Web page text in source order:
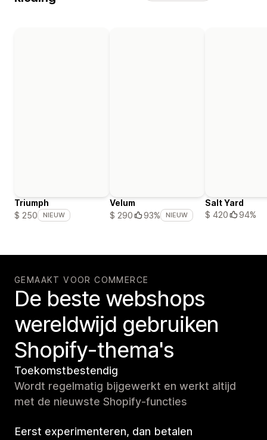
Triumph
$ 250
NIEUW
Velum
$ 290
93% NIEUW
Salt Yard
$ 420
94%
GEMAAKT VOOR COMMERCE
De beste webshops
wereldwijd gebruiken
Shopify-thema's
Toekomstbestendig
Wordt regelmatig bijgewerkt en werkt altijd
met de nieuwste Shopify-functies
Eerst experimenteren, dan betalen